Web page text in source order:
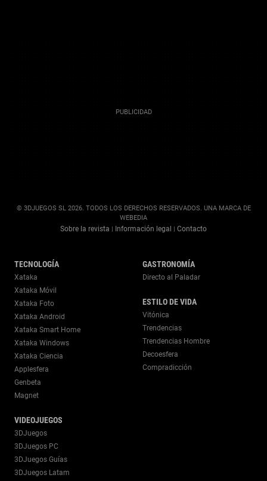
© 3DJUEGOS SL 2026. TODOS LOS DERECHOS RESERVADOS. UNA MARCA DE
WEBEDIA
Sobre la revista | Información legal | Contacto
TECNOLOGÍA
Xataka
Xataka Móvil
Xataka Foto
Xataka Android
Xataka Smart Home
Xataka Windows
Xataka Ciencia
Applesfera
Genbeta
Magnet
VIDEOJUEGOS
3DJuegos
3DJuegos PC
3DJuegos Guías
3DJuegos Latam
GASTRONOMÍA
Directo al Paladar
ESTILO DE VIDA
Vitónica
Trendencias
Trendencias Hombre
Decoesfera
Compradicción